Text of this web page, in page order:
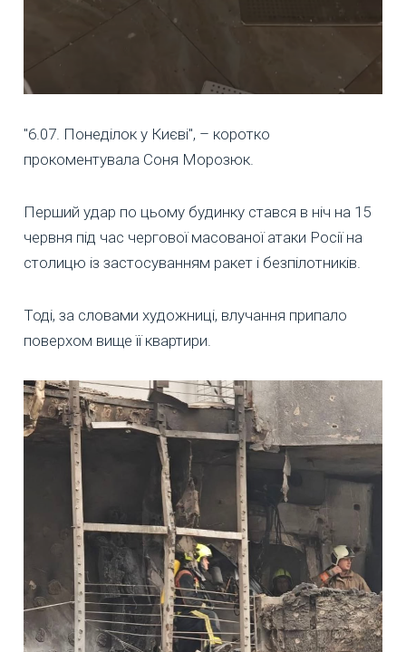
"6.07. Понеділок у Києві", – коротко
прокоментувала Соня Морозюк.
Перший удар по цьому будинку стався в ніч на 15
червня під час чергової масованої атаки Росії на
столицю із застосуванням ракет і безпілотників.
Тоді, за словами художниці, влучання припало
поверхом вище її квартири.